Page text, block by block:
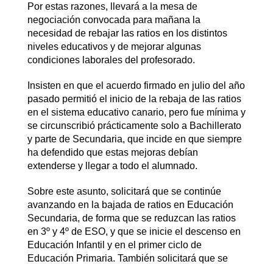
Por estas razones, llevará a la mesa de
negociación convocada para mañana la
necesidad de rebajar las ratios en los distintos
niveles educativos y de mejorar algunas
condiciones laborales del profesorado.
Insisten en que el acuerdo firmado en julio del año
pasado permitió el inicio de la rebaja de las ratios
en el sistema educativo canario, pero fue mínima y
se circunscribió prácticamente solo a Bachillerato
y parte de Secundaria, que incide en que siempre
ha defendido que estas mejoras debían
extenderse y llegar a todo el alumnado.
Sobre este asunto, solicitará que se continúe
avanzando en la bajada de ratios en Educación
Secundaria, de forma que se reduzcan las ratios
en 3º y 4º de ESO, y que se inicie el descenso en
Educación Infantil y en el primer ciclo de
Educación Primaria. También solicitará que se